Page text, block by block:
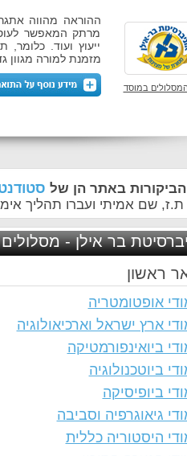
במוסד
ההוראה מהווה
מרתק המאפשר
ייעוץ ועוד.
מזמנת למורה מגוון
באתר הן של
שם אמיתי ועברו תהליך
בר אילן -
ראשון
אופטומטריה
ארץ ישראל וארכיאולוגיה
ביואינפורמטיקה
ביוטכנולוגיה
ביופיסיקה
גיאוגרפיה וסביבה
היסטוריה כללית